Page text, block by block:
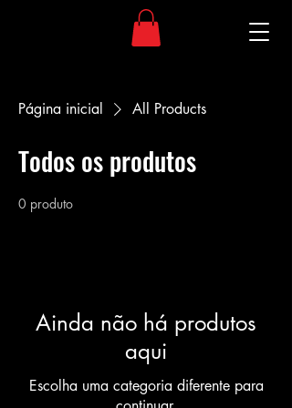
Página inicial All Products
Todos os produtos
0 produto
Ainda não há produtos
aqui
Escolha uma categoria diferente para